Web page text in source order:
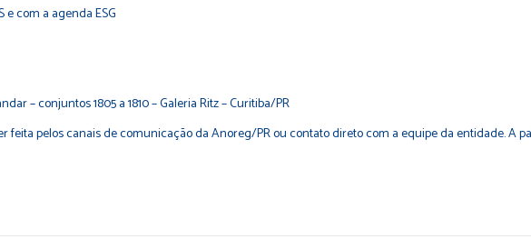
com a agenda ESG
– conjuntos 1805 a 1810 – Galeria Ritz – Curitiba/PR
feita pelos canais de comunicação da Anoreg/PR ou contato direto com a equipe da entidade. A